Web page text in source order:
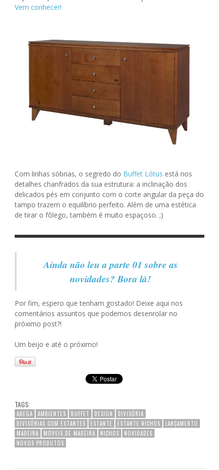
Vem conhecer!
Com linhas sóbrias, o segredo do Buffet Lótus está nos
detalhes chanfrados da sua estrutura: a inclinação dos
delicados pés em conjunto com o corte angular da peça do
tampo trazem o equilíbrio perfeito. Além de uma estética
de tirar o fôlego, também é muito espaçoso. ;)
Ainda não leu a parte 01 sobre as
novidades? Bora lá!
Por fim, espero que tenham gostado! Deixe aqui nos
comentários assuntos que podemos desenrolar no
próximo post?!
Um beijo e até o próximo!
TAGS:
ADEGA AMBIENTES BUFFET DESIGN
DIVISÓRIA
DIVISÓRIAS COM ESTANTES
ESTANTE ESTANTE NICHOS
LANÇAMENTO
MADEIRA
MÓVEIS DE MADEIRA NICHOS
NOVIDADES
NOVOS PRODUTOS